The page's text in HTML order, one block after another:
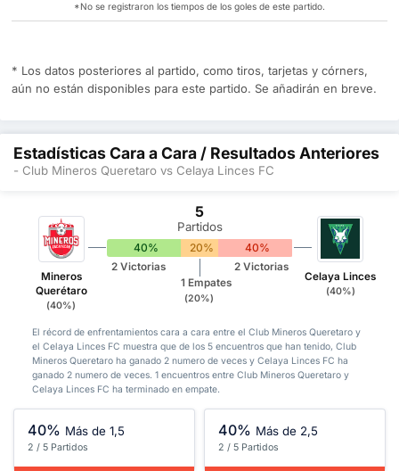
*No se registraron los tiempos de los goles de este partido.
* Los datos posteriores al partido, como tiros, tarjetas y córners,
aún no están disponibles para este partido. Se añadirán en breve.
Estadísticas Cara a Cara / Resultados Anteriores
- Club Mineros Queretaro vs Celaya Linces FC
Mineros
Querétaro
(40%)
5
Partidos
40% 20% 40%
2 Victorias
1 Empates
(20%)
2 Victorias
Celaya Linces
(40%)
El récord de enfrentamientos cara a cara entre el Club Mineros Queretaro y
el Celaya Linces FC muestra que de los 5 encuentros que han tenido, Club
Mineros Queretaro ha ganado 2 numero de veces y Celaya Linces FC ha
ganado 2 numero de veces. 1 encuentros entre Club Mineros Queretaro y
Celaya Linces FC ha terminado en empate.
40% Más de 1,5
2 / 5 Partidos
40% Más de 2,5
2 / 5 Partidos